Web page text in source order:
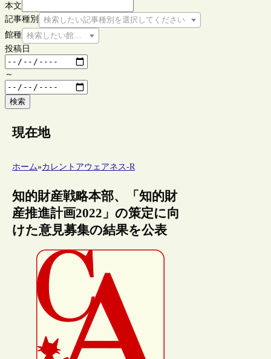
本文
記事種別
検索したい記事種別を選択してください
館種 検索したい館種を選択してください
投稿日
～
検索
現在地
ホーム»カレントアウェアネス-R
知的財産戦略本部、「知的財
産推進計画2022」の策定に向
けた意見募集の結果を公表